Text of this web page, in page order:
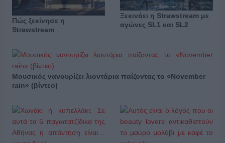
Πώς ξεκίνησε η
Strawstream
Ξεκινάει η Strawstream με
αγώνες SL1 και SL2
Μουσικός νανουρίζει λιοντάρια παίζοντας το «November
rain» (βίντεο)